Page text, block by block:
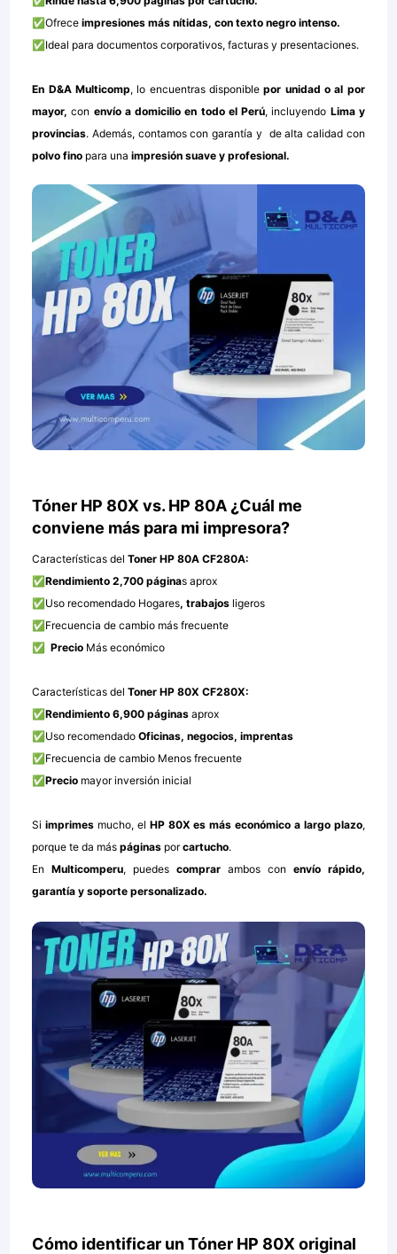
✅Ofrece impresiones más nítidas, con texto negro intenso.
✅Ideal para documentos corporativos, facturas y presentaciones.
En D&A Multicomp, lo encuentras disponiblepor unidad o al por
mayor, con envío a domicilio en todo el Perú, incluyendo Lima y
provincias. Además, contamos con garantía y de alta calidad con
polvo fino para una impresión suave y profesional.
Tóner HP 80X vs. HP 80A ¿Cuál me
conviene más para mi impresora?
Características del Toner HP 80A CF280A:
✅Rendimiento 2,700 páginas aprox
✅Uso recomendado Hogares, trabajos ligeros
✅Frecuencia de cambio más frecuente
✅ Precio Más económico
Características del Toner HP 80X CF280X:
✅Rendimiento 6,900 páginas aprox
✅Uso recomendadoOficinas, negocios, imprentas
✅Frecuencia de cambio Menos frecuente
✅Precio mayor inversión inicial
Si imprimes mucho, el HP 80X es más económico a largo plazo,
porque te da máspáginas porcartucho.
EnMulticomperu, puedes comprar ambos con envío rápido,
garantía y soporte personalizado.
Cómo identificar un Tóner HP 80X original